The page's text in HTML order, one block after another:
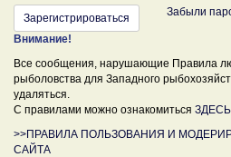
Зарегистрироваться Забыли
Внимание!
Все сообщения, нарушающие Правила
рыболовства для Западного
удаляться.
С правилами можно ознакомиться ЗДЕСЬ
>>ПРАВИЛА ПОЛЬЗОВАНИЯ И
САЙТА